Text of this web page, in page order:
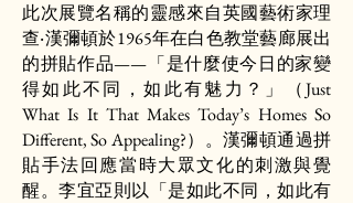
此次展覽名稱的靈感來自英國藝術家理
查‧漢彌頓於1965年在白色教堂藝廊展出
的拼貼作品——「是什麼使今日的家變
得如此不同，如此有魅力？」（Just
What Is It That Makes Today’s Homes So
Different, So Appealing?）。漢彌頓通過拼
貼手法回應當時大眾文化的刺激與覺
醒。李宜亞則以「是如此不同，如此有